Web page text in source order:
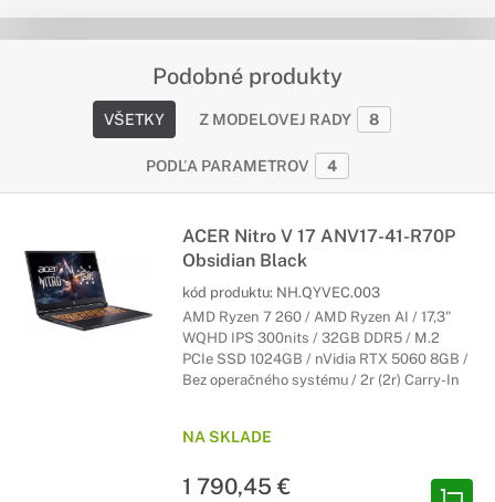
Podobné produkty
VŠETKY Z MODELOVEJ RADY 8
PODĽA PARAMETROV 4
ACER Nitro V 17 ANV17-41-R70P
Obsidian Black
kód produktu: NH.QYVEC.003
AMD Ryzen 7 260 / AMD Ryzen AI / 17,3"
WQHD IPS 300nits / 32GB DDR5 / M.2
PCIe SSD 1024GB / nVidia RTX 5060 8GB /
Bez operačného systému / 2r (2r) Carry-In
NA SKLADE
1 790,45 €